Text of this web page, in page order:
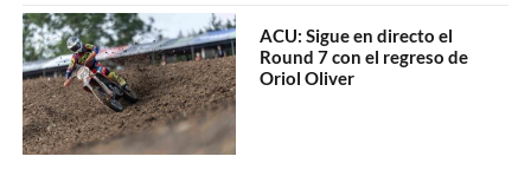
ACU: Sigue en directo el
Round 7 con el regreso de
Oriol Oliver